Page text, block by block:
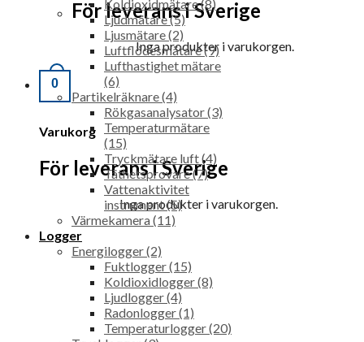
För leverans i Sverige
Inga produkter i varukorgen.
0
Varukorg
För leverans i Sverige
Inga produkter i varukorgen.
Koldioxidmätare (8)
Ljudmätare (5)
Ljusmätare (2)
Luftflödesmätare (9)
Lufthastighet mätare
(6)
Partikelräknare (4)
Rökgasanalysator (3)
Temperaturmätare
(15)
Tryckmätare luft (4)
Täthetsprovare (7)
Vattenaktivitet
instrument (5)
Värmekamera (11)
Logger
Energilogger (2)
Fuktlogger (15)
Koldioxidlogger (8)
Ljudlogger (4)
Radonlogger (1)
Temperaturlogger (20)